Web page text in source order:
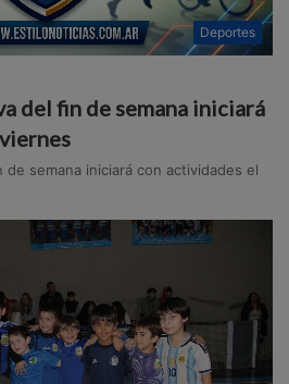
Deportes
del fin de semana iniciará
semana iniciará con actividades el